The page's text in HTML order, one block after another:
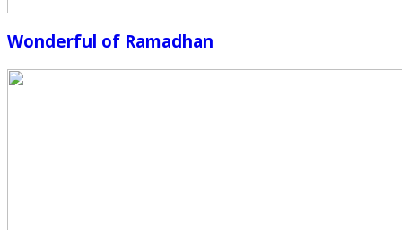
Wonderful of Ramadhan